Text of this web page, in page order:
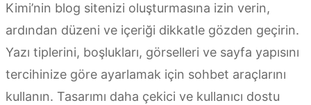
Kimi’nin blog sitenizi oluşturmasına izin verin,
ardından düzeni ve içeriği dikkatle gözden geçirin.
Yazı tiplerini, boşlukları, görselleri ve sayfa yapısını
tercihinize göre ayarlamak için sohbet araçlarını
kullanın. Tasarımı daha çekici ve kullanıcı dostu